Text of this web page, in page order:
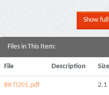
Show
Files in This Item:
File Description Size
BK Π201.pdf 2.1